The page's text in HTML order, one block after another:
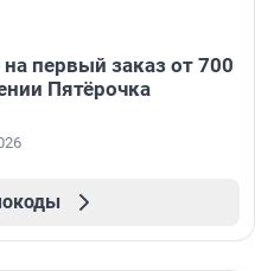
первый заказ от 700
Пятёрочка